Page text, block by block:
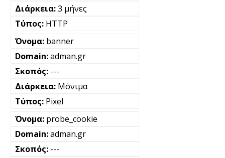
3 μήνες
HTTP
banner
adman.gr
---
Μόνιμα
Pixel
probe_cookie
adman.gr
---